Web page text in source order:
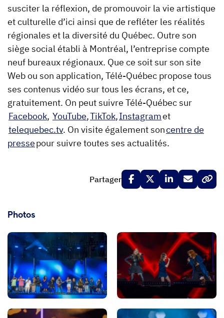
susciter la réflexion, de promouvoir la vie artistique
et culturelle d’ici ainsi que de refléter les réalités
régionales et la diversité du Québec. Outre son
siège social établi à Montréal, l’entreprise compte
neuf bureaux régionaux. Que ce soit sur son site
Web ou son application, Télé-Québec propose tous
ses contenus vidéo sur tous les écrans, et ce,
gratuitement. On peut suivre Télé-Québec sur
Facebook, YouTube,TikTok,Instagramet
telequebec.tv. On visite également soncentre de
pressepour suivre toutes ses actualités.
Partager
Photos